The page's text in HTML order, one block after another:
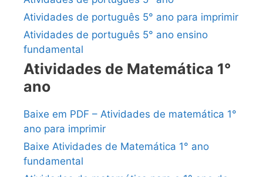
Atividades de português 5° ano para imprimir
Atividades de português 5° ano ensino
fundamental
Atividades de Matemática 1°
ano
Baixe em PDF – Atividades de matemática 1°
ano para imprimir
Baixe Atividades de Matemática 1° ano
fundamental